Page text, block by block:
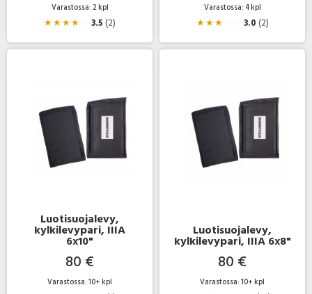
Varastossa: 2 kpl
★★★★ 3.5(2)
Varastossa: 4 kpl
★★★ 3.0(2)
Luotisuojalevy,
kylkilevypari, IIIA
6x10"
80 €
Varastossa: 10+ kpl
Luotisuojalevy,
kylkilevypari, IIIA 6x8"
80 €
Varastossa: 10+ kpl